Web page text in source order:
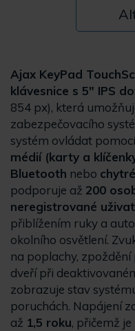
Ajax KeyPad
klávesnice s 5" IPS
854 px), která
zabezpečovacího
systém ovládat
médií (karty a
Bluetooth nebo
podporuje až 200
neregistrované
přiblížením ruky a
okolního osvětlení.
na poplachy,
dveří při
zobrazuje stav
poruchách. Napájení
až 1,5 roku, přičemž